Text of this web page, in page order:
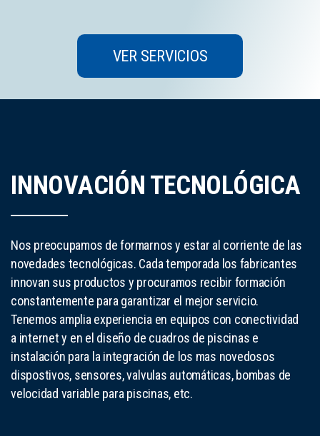
VER SERVICIOS
INNOVACIÓN TECNOLÓGICA
Nos preocupamos de formarnos y estar al corriente de las
novedades tecnológicas. Cada temporada los fabricantes
innovan sus productos y procuramos recibir formación
constantemente para garantizar el mejor servicio.
Tenemos amplia experiencia en equipos con conectividad
a internet y en el diseño de cuadros de piscinas e
instalación para la integración de los mas novedosos
dispostivos, sensores, valvulas automáticas, bombas de
velocidad variable para piscinas, etc.